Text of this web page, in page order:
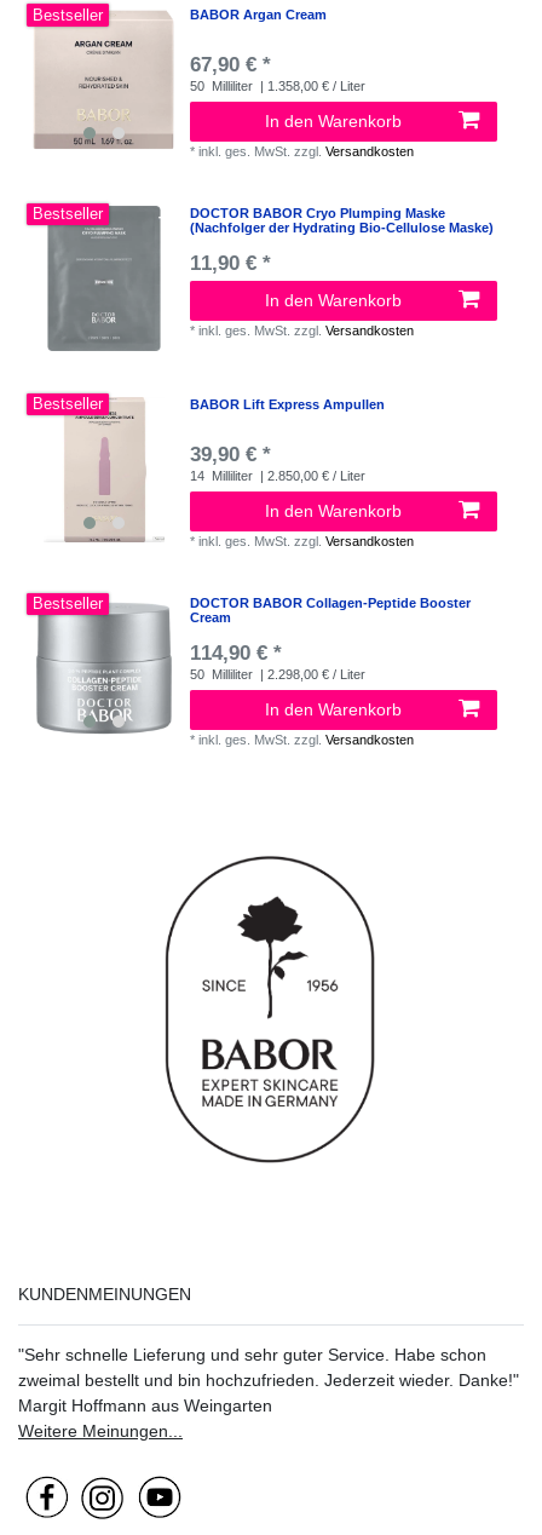
Bestseller BABOR Argan Cream
67,90 € *
50 Milliliter | 1.358,00 € / Liter
In den Warenkorb
*inkl. ges. MwSt. zzgl.Versandkosten
Bestseller
DOCTOR BABOR Cryo Plumping Maske
(Nachfolger der Hydrating Bio-Cellulose Maske)
11,90 € *
In den Warenkorb
*inkl. ges. MwSt. zzgl.Versandkosten
Bestseller BABOR Lift Express Ampullen
39,90 € *
14 Milliliter | 2.850,00 € / Liter
In den Warenkorb
*inkl. ges. MwSt. zzgl.Versandkosten
Bestseller
DOCTOR BABOR Collagen-Peptide Booster
Cream
114,90 € *
50 Milliliter | 2.298,00 € / Liter
In den Warenkorb
*inkl. ges. MwSt. zzgl.Versandkosten
KUNDENMEINUNGEN
"Sehr schnelle Lieferung und sehr guter Service. Habe schon
zweimal bestellt und bin hochzufrieden. Jederzeit wieder. Danke!"
Margit Hoffmann aus Weingarten
Weitere Meinungen...